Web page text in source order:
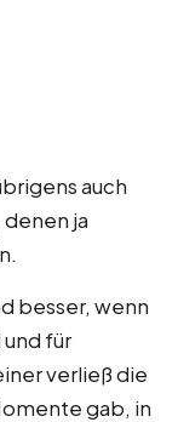
auch
ja
besser, wenn
für
verließ die
gab, in